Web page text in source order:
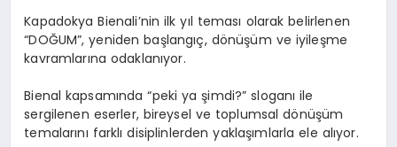
Kapadokya Bienali’nin ilk yıl teması olarak belirlenen
“DOĞUM”, yeniden başlangıç, dönüşüm ve iyileşme
kavramlarına odaklanıyor.
Bienal kapsamında “peki ya şimdi?” sloganı ile
sergilenen eserler, bireysel ve toplumsal dönüşüm
temalarını farklı disiplinlerden yaklaşımlarla ele alıyor.